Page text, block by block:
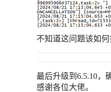
不知道这问题该如何
最后升级到6.5.10，
感谢各位大佬。